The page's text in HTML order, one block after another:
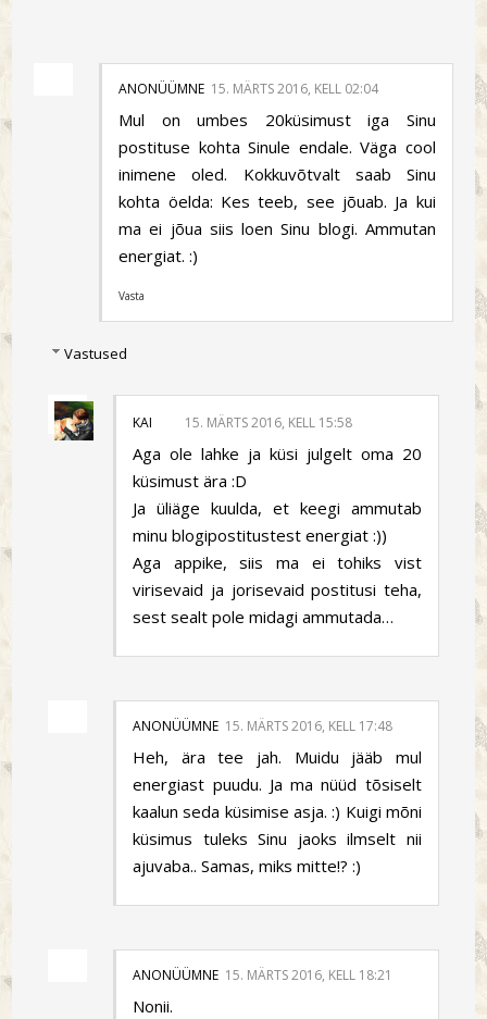
ANONÜÜMNE 15. MÄRTS 2016, KELL 02:04
Mul on umbes 20küsimust iga Sinu
postituse kohta Sinule endale. Väga cool
inimene oled. Kokkuvõtvalt saab Sinu
kohta öelda: Kes teeb, see jõuab. Ja kui
ma ei jõua siis loen Sinu blogi. Ammutan
energiat. :)
Vasta
Vastused
KAI 15. MÄRTS 2016, KELL 15:58
Aga ole lahke ja küsi julgelt oma 20
küsimust ära :D
Ja üliäge kuulda, et keegi ammutab
minu blogipostitustest energiat :))
Aga appike, siis ma ei tohiks vist
virisevaid ja jorisevaid postitusi teha,
sest sealt pole midagi ammutada…
ANONÜÜMNE 15. MÄRTS 2016, KELL 17:48
Heh, ära tee jah. Muidu jääb mul
energiast puudu. Ja ma nüüd tõsiselt
kaalun seda küsimise asja. :) Kuigi mõni
küsimus tuleks Sinu jaoks ilmselt nii
ajuvaba.. Samas, miks mitte!? :)
ANONÜÜMNE 15. MÄRTS 2016, KELL 18:21
Nonii.